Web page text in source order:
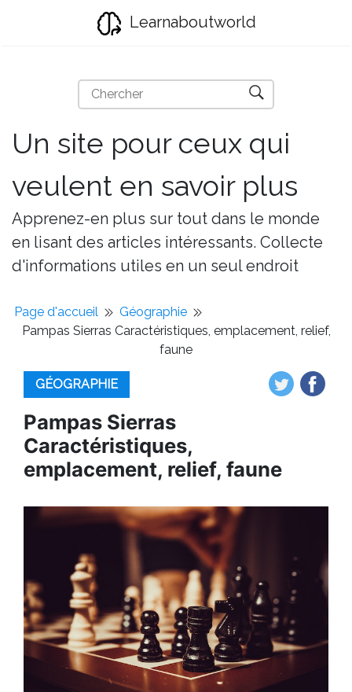
Learnaboutworld
Un site pour ceux qui
veulent en savoir plus
Apprenez-en plus sur tout dans le monde
en lisant des articles intéressants. Collecte
d'informations utiles en un seul endroit
Page d'accueil
Géographie
Pampas Sierras Caractéristiques, emplacement, relief,
faune
GÉOGRAPHIE
Pampas Sierras
Caractéristiques,
emplacement, relief, faune